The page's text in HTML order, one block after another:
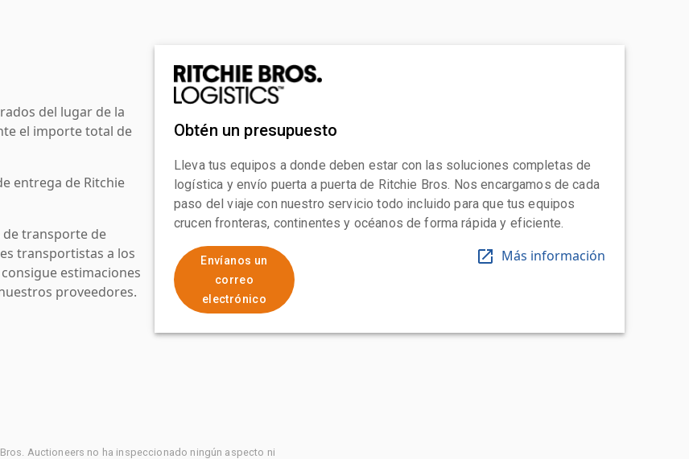
del lugar de la
el importe total de
entrega de Ritchie
de transporte de
transportistas a los
estimaciones
proveedores.
Obtén un presupuesto
Lleva tus equipos a donde deben estar con las soluciones completas de
logística y envío puerta a puerta de Ritchie Bros. Nos encargamos de cada
paso del viaje con nuestro servicio todo incluido para que tus equipos
crucen fronteras, continentes y océanos de forma rápida y eficiente.
Envíanos un
correo
electrónico
Más información
Auctioneers no ha inspeccionado ningún aspecto ni